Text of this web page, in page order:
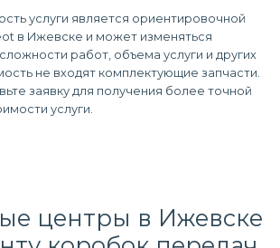
услуги является ориентировочной
в Ижевске и может изменяться
работ, объема услуги и других
не входят комплектующие запчасти.
заявку для получения более точной
услуги.
центры в Ижевске